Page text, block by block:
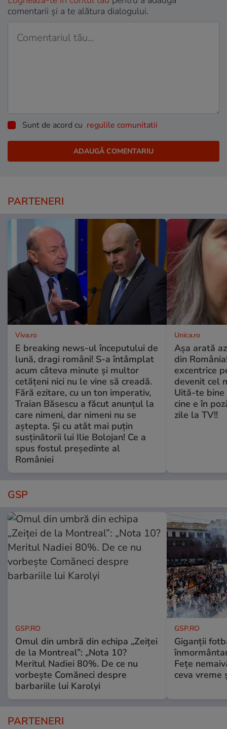
comentarii și a te alătura dialogului.
Sunt de acord cu regulile comunitatii
PARTENERI
Viva.ro
E breaking news-ul începutului de
lună, dragi români! S-a întâmplat
acum câteva minute și multor
cetățeni nici nu le vine să creadă.
Fără ezitare, cu un ton imperativ,
Traian Băsescu a făcut anunțul la
care nimeni, dar nimeni nu se
aștepta. Și cu atât mai puțin
susținătorii lui Ilie Bolojan! Ce a
spus fostul președinte al
României
Unica.ro
Așa arată
din
excentrice
devenit cel
Uită-te bine
cine e în
zile la TV!!
GSP
GSP.RO
Omul din umbră din echipa „Zeiței
de la Montreal”: „Nota 10?
Meritul Nadiei 80%. De ce nu
vorbește Comăneci despre
barbariile lui Karolyi
GSP.RO
Giganții
Fețe
ceva vreme
PARTENERI